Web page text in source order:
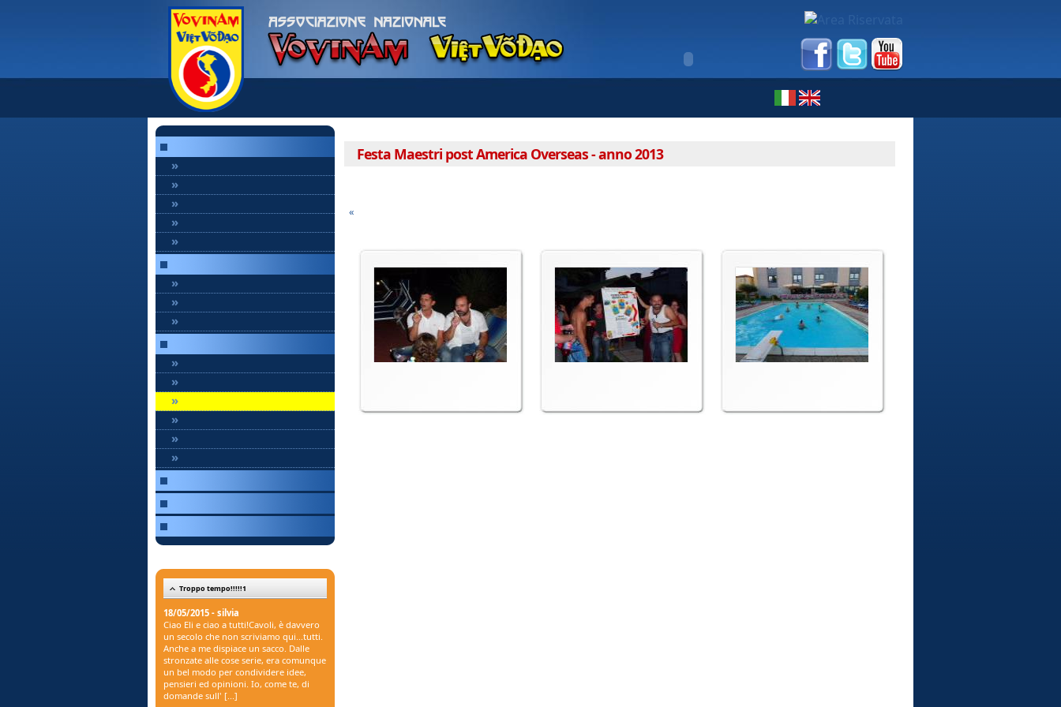
»
»
»
»
»
»
»
»
»
»
»
»
»
»
Troppo tempo!!!!!1
18/05/2015 - silvia
Ciao Eli e ciao a tutti!Cavoli, è davvero
un secolo che non scriviamo qui...tutti.
Anche a me dispiace un sacco. Dalle
stronzate alle cose serie, era comunque
un bel modo per condividere idee,
pensieri ed opinioni. Io, come te, di
domande sull' [...]
Festa Maestri post America Overseas - anno 2013
«